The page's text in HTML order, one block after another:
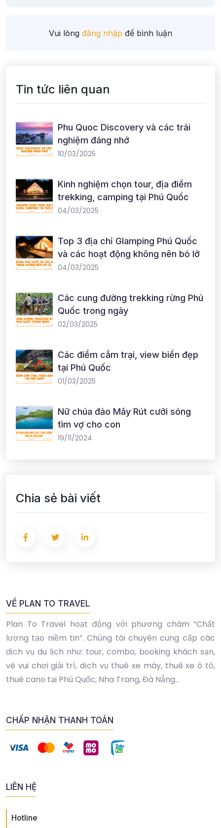
Vui lòng đăng nhập để bình luận
Tin tức liên quan
Phu Quoc Discovery và các trải
nghiệm đáng nhớ
10/03/2025
Kinh nghiệm chọn tour, địa điểm
trekking, camping tại Phú Quốc
04/03/2025
Top 3 địa chỉ Glamping Phú Quốc
và các hoạt động không nên bỏ lỡ
04/03/2025
Các cung đường trekking rừng Phú
Quốc trong ngày
02/03/2025
Các điểm cắm trại, view biển đẹp
tại Phú Quốc
01/03/2025
Nữ chúa đảo Mây Rút cưỡi sóng
tìm vợ cho con
19/11/2024
Chia sẻ bài viết
VỀ PLAN TO TRAVEL
Plan To Travel hoạt động với phương châm “Chất
lượng tạo niềm tin”. Chúng tôi chuyên cung cấp các
dịch vụ du lịch như: tour, combo, booking khách sạn,
vé vui chơi giải trí, dịch vụ thuê xe máy, thuê xe ô tô,
thuê cano tại Phú Quốc, Nha Trang, Đà Nẵng...
CHẤP NHẬN THANH TOÁN
LIÊN HỆ
Hotline